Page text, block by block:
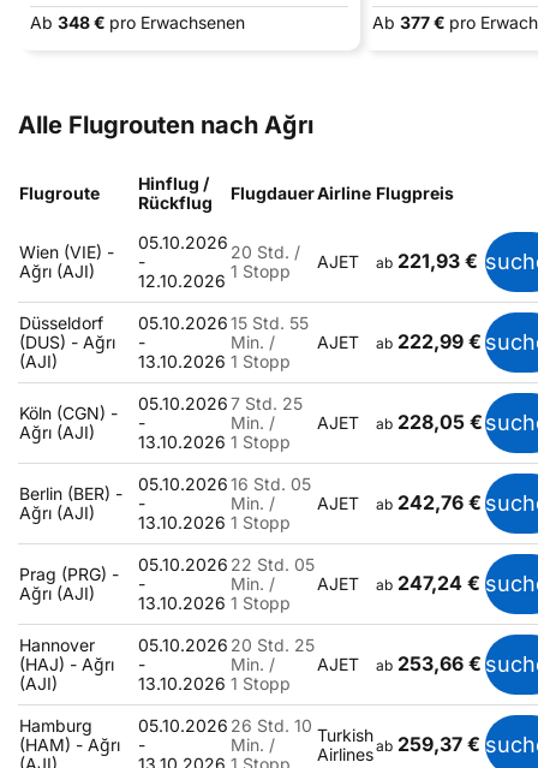
Ab 348 € pro Erwachsenen
Ab 377 € pro
Alle Flugrouten nach Ağrı
Flugroute
Hinflug /
Rückflug
FlugdauerAirline Flugpreis
Wien (VIE) -
Ağrı (AJI)
05.10.2026
-
12.10.2026
20 Std. /
1 Stopp
AJET ab 221,93 €
Düsseldorf
(DUS) - Ağrı
(AJI)
05.10.2026
-
13.10.2026
15 Std. 55
Min. /
1 Stopp
AJET ab 222,99 €
Köln (CGN) -
Ağrı (AJI)
05.10.2026
-
13.10.2026
7 Std. 25
Min. /
1 Stopp
AJET ab 228,05 €
Berlin (BER) -
Ağrı (AJI)
05.10.2026
-
13.10.2026
16 Std. 05
Min. /
1 Stopp
AJET ab 242,76 €
Prag (PRG) -
Ağrı (AJI)
05.10.2026
-
13.10.2026
22 Std. 05
Min. /
1 Stopp
AJET ab 247,24 €
Hannover
(HAJ) - Ağrı
(AJI)
05.10.2026
-
13.10.2026
20 Std. 25
Min. /
1 Stopp
AJET ab 253,66 €
Hamburg
(HAM) - Ağrı
(AJI)
05.10.2026
-
13.10.2026
26 Std. 10
Min. /
1 Stopp
Turkish
Airlinesab 259,37 €